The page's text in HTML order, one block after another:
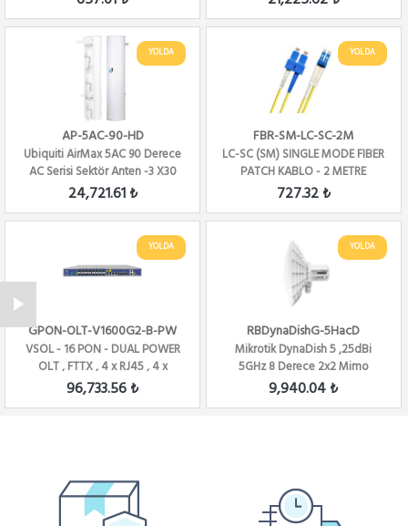
YOLDA
AP-5AC-90-HD
Ubiquiti AirMax 5AC 90 Derece
AC Serisi Sektör Anten -3 X30
DERECE
24,721.61 ₺
YOLDA
FBR-SM-LC-SC-2M
LC-SC (SM) SINGLE MODE FIBER
PATCH KABLO - 2 METRE
727.32 ₺
YOLDA
GPON-OLT-V1600G2-B-PW
VSOL - 16 PON - DUAL POWER
OLT , FTTX , 4 x RJ45 , 4 x
SFP+,,16x ...
96,733.56 ₺
YOLDA
RBDynaDishG-5HacD
Mikrotik DynaDish 5 ,25dBi
5GHz 8 Derece 2x2 Mimo
Anten, 802.11ac ...
9,940.04 ₺